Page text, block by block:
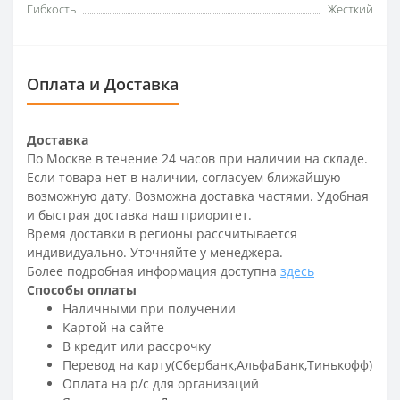
Гибкость
Жесткий
Оплата и Доставка
Доставка
По Москве в течение 24 часов при наличии на складе.
Если товара нет в наличии, согласуем ближайшую
возможную дату. Возможна доставка частями. Удобная
и быстрая доставка наш приоритет.
Время доставки в регионы рассчитывается
индивидуально. Уточняйте у менеджера.
Более подробная информация доступна здесь
Способы оплаты
Наличными при получении
Картой на сайте
В кредит или рассрочку
Перевод на карту(Сбербанк,АльфаБанк,Тинькофф)
Оплата на р/c для организаций